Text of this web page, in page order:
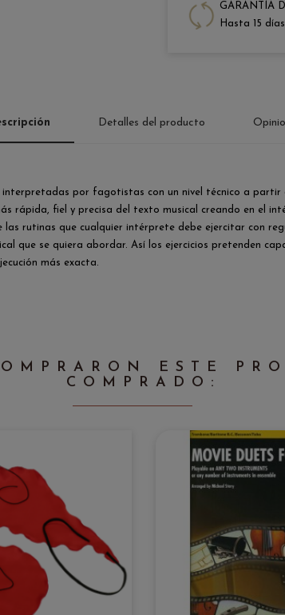
GARANTÍA
Hasta 15 días
Detalles del producto
por fagotistas con un nivel técnico a partir
rápida, fiel y precisa del texto musical creando en el
rutinas que cualquier intérprete debe ejercitar con
que se quiera abordar. Así los ejercicios pretenden
más exacta.
ESTE
COMPRADO: